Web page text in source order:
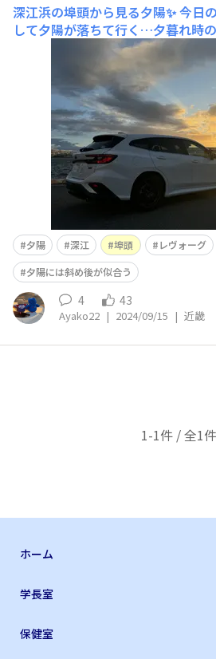
深江浜の埠頭から見る夕陽✨今日
して夕陽が落ちて行く…夕暮れ時
く似合う💕斜め後からが好き✨夕
この夕陽は海には沈まない向こう
🌆深江第4工区は「日本初の食品コ
期以来、今も工場と海運が直結す
🧸哀愁に浸り過ぎ
夕陽 深江 埠頭
レヴォーグ
夕陽には斜め後が似合う
4 43
Ayako22 | 2024/09/15 | 近畿
1-1件 / 全1件
ホーム
学長室
保健室